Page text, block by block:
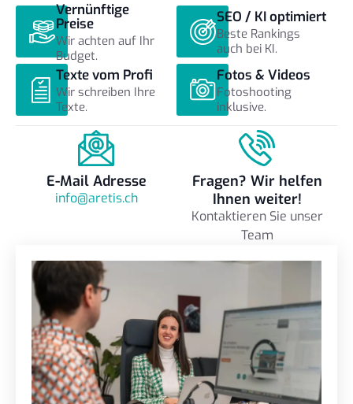
Vernünftige
Preise
Wir achten auf Ihr
Budget.
SEO / KI optimiert
Beste Rankings
auch bei KI.
Texte vom Profi
Wir schreiben Ihre
Texte.
Fotos & Videos
Fotoshooting
inklusive.
E-Mail Adresse
info@aretis.ch
Fragen? Wir helfen
Ihnen weiter!
Kontaktieren Sie unser
Team